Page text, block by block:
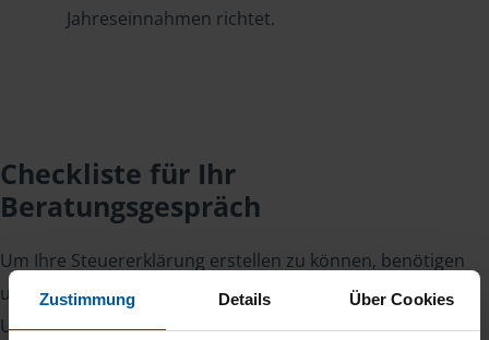
Zustimmung Details Über Cookies
Jahreseinnahmen richtet.
Checkliste für Ihr
Beratungsgespräch
Um Ihre Steuererklärung erstellen zu können, benötigen
unsere Beraterinnen und Berater eine Reihe von
Unterlagen von Ihnen. Dazu gehört beispielsweise die